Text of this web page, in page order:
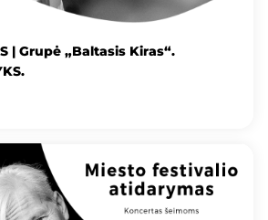
| Grupė „Baltasis Kiras“.